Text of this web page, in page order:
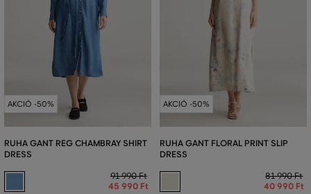
AKCIÓ -50%
RUHA GANT REG CHAMBRAY SHIRT
DRESS
91 990 Ft
45 990 Ft
AKCIÓ -50%
RUHA GANT FLORAL PRINT SLIP
DRESS
81 990 Ft
40 990 Ft